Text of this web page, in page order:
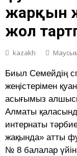
жарқын
жол
kazakh
Биыл Семейдің
жеңістерімен
асығымыз
Алматы
интернаты
жақында» атты
№ 8 балалар